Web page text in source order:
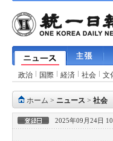
政治 国際 経済 社会 文
ホーム > ニュース > 社会
2025年09月24日